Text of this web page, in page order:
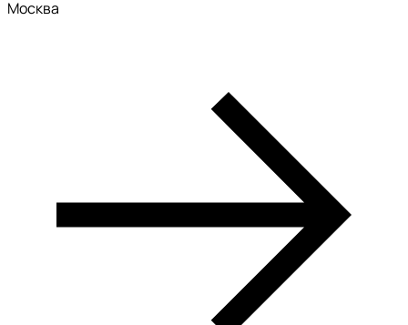
Москва